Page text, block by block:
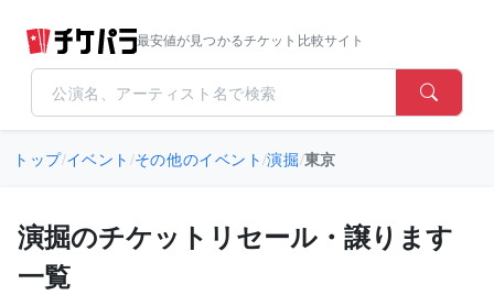
最安値が見つかるチケット比較サイト
トップ/イベント /その他のイベント/演掘/東京
演掘のチケットリセール・譲ります
一覧